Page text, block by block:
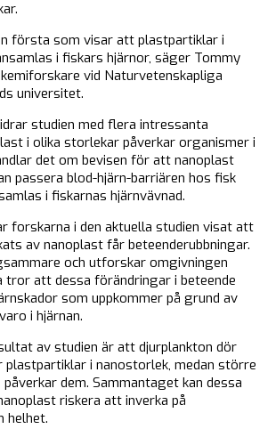
första som visar att plastpartiklar i
i fiskars hjärnor, säger Tommy
vid Naturvetenskapliga
universitet.
studien med flera intressanta
i olika storlekar påverkar organismer i
det om bevisen för att nanoplast
passera blod-hjärn-barriären hos fisk
i fiskarnas hjärnvävnad.
forskarna i den aktuella studien visat att
av nanoplast får beteenderubbningar.
och utforskar omgivningen
tror att dessa förändringar i beteende
som uppkommer på grund av
i hjärnan.
av studien är att djurplankton dör
i nanostorlek, medan större
dem. Sammantaget kan dessa
riskera att inverka på
helhet.